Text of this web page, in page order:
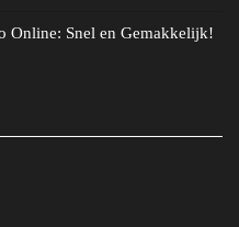
Online: Snel en Gemakkelijk!